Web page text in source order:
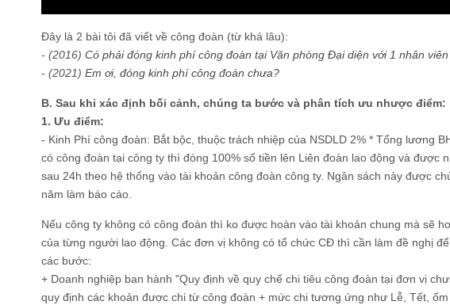
Đây là 2 bài tôi đã viết về công đoàn (từ khá lâu):
- (2016) Có phải đóng kinh phí công đoàn tại Văn phòng Đại diện với 1 nhân
- (2021) Em ơi, đóng kinh phí công đoàn chưa?
B. Sau khi xác định bối cảnh, chúng ta bước và phân tích ưu nhược điểm:
1. Ưu điểm:
- Kinh Phí công đoàn: Bắt bộc, thuộc trách nhiệp của NSDLD 2% * Tổng lương
có công đoàn tại công ty thì đóng 100% số tiền lên Liên đoàn lao động và được
sau 24h theo hệ thống vào tài khoản công đoàn công ty. Ngân sách này được
năm làm báo cáo.
Nếu công ty không có công đoàn thì ko được hoàn vào tài khoản chung mà sẽ
của từng người lao động. Các đơn vị không có tổ chức CĐ thì cần làm đề nghị
các bước:
+ Doanh nghiệp ban hành "Quy định về quy chế chi tiêu công đoàn tại đơn vị
quy định các khoản được chi từ công đoàn + mức chi tương ứng như Lễ, Tết,